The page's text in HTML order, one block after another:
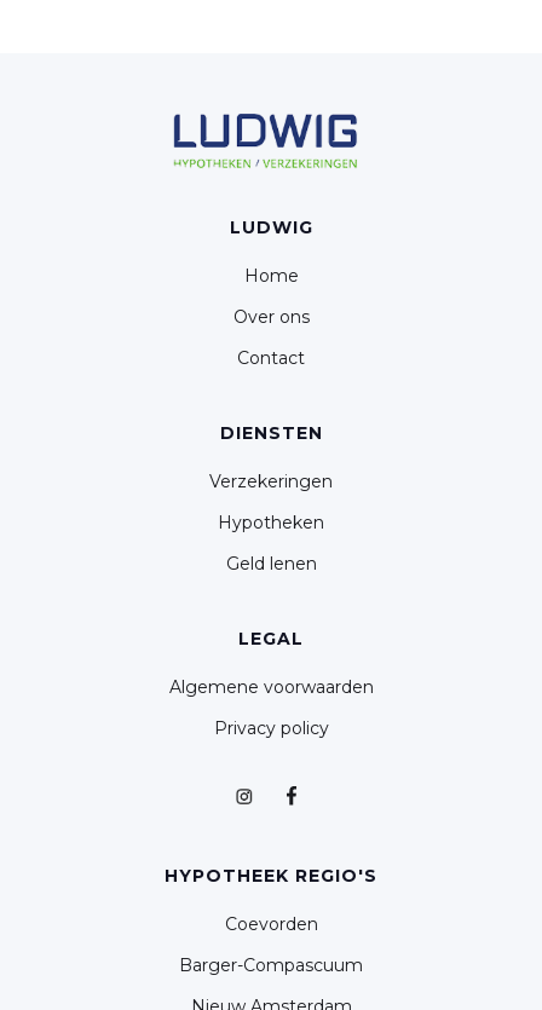
LUDWIG
Home
Over ons
Contact
DIENSTEN
Verzekeringen
Hypotheken
Geld lenen
LEGAL
Algemene voorwaarden
Privacy policy
HYPOTHEEK REGIO'S
Coevorden
Barger-Compascuum